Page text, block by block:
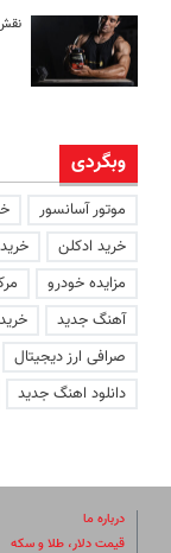
وبگردی
موتور آسانسور
خرید ادکلن
مزایده خودرو
آهنگ جدید
صرافی ارز دیجیتال
دانلود اهنگ جدید
درباره ما
قیمت دلار، طلا و سکه